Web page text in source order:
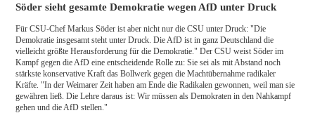
Söder sieht gesamte Demokratie wegen AfD unter Druck
Für CSU-Chef Markus Söder ist aber nicht nur die CSU unter Druck: "Die
Demokratie insgesamt steht unter Druck. Die AfD ist in ganz Deutschland die
vielleicht größte Herausforderung für die Demokratie." Der CSU weist Söder im
Kampf gegen die AfD eine entscheidende Rolle zu: Sie sei als mit Abstand noch
stärkste konservative Kraft das Bollwerk gegen die Machtübernahme radikaler
Kräfte. "In der Weimarer Zeit haben am Ende die Radikalen gewonnen, weil man sie
gewähren ließ. Die Lehre daraus ist: Wir müssen als Demokraten in den Nahkampf
gehen und die AfD stellen."